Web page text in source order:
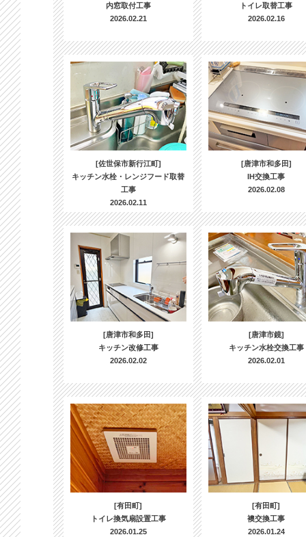
内窓取付工事
2026.02.21
トイレ取替工事
2026.02.16
[佐世保市新行江町]
キッチン水栓・レンジフード取替
工事
2026.02.11
[唐津市和多田]
IH交換工事
2026.02.08
[唐津市和多田]
キッチン改修工事
2026.02.02
[唐津市鏡]
キッチン水栓交換工事
2026.02.01
[有田町]
トイレ換気扇設置工事
2026.01.25
[有田町]
襖交換工事
2026.01.24